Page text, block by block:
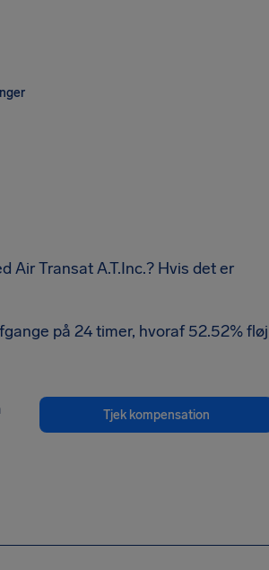
Air Transat A.T.Inc.? Hvis det er
på 24 timer, hvoraf 52.52% fløj
Tjek kompensation